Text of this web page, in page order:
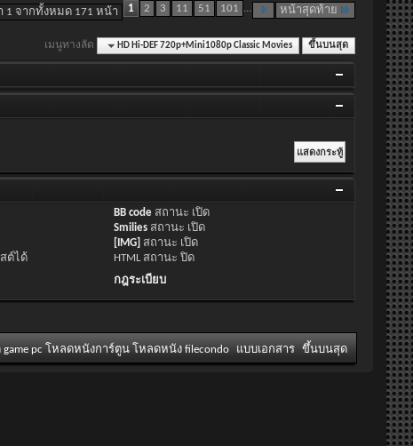
1 จากทั้งหมด 171 หน้า 1 2 3 11 51 101 ... หน้าสุดท้าย
เมนูทางลัด HD Hi-DEF 720p+Mini1080p Classic Movies ขึ้นบนสุด
ต์ได้
BB code สถานะ เปิด
Smilies สถานะ เปิด
[IMG] สถานะ เปิด
HTML สถานะปิด
กฎระเบียบ
pc โหลดหนังการ์ตูน โหลดหนัง filecondo แบบเอกสาร ขึ้นบนสุด